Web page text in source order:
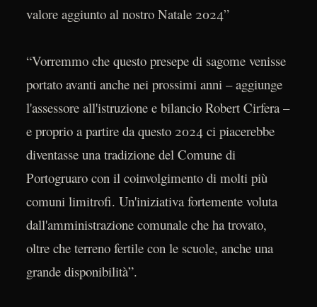
valore aggiunto al nostro Natale 2024”
“Vorremmo che questo presepe di sagome venisse
portato avanti anche nei prossimi anni – aggiunge
l'assessore all'istruzione e bilancio Robert Cirfera –
e proprio a partire da questo 2024 ci piacerebbe
diventasse una tradizione del Comune di
Portogruaro con il coinvolgimento di molti più
comuni limitrofi. Un'iniziativa fortemente voluta
dall'amministrazione comunale che ha trovato,
oltre che terreno fertile con le scuole, anche una
grande disponibilità”.